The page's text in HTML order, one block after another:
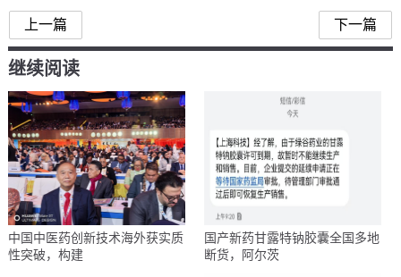
上一篇 下一篇
继续阅读
中国中医药创新技术海外获实质
性突破，构建
国产新药甘露特钠胶囊全国多地
断货，阿尔茨